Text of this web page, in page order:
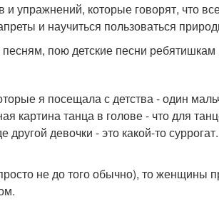
и упражнений, которые говорят, что
и научиться пользоваться
пою детские песни
я посещала с детства - один
картина танца в голове - что для
девочки - это какой-то
не до того обычно), то женщины